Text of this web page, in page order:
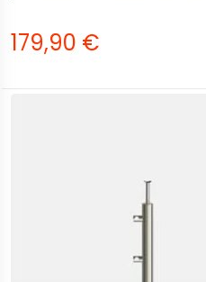
179,90 €